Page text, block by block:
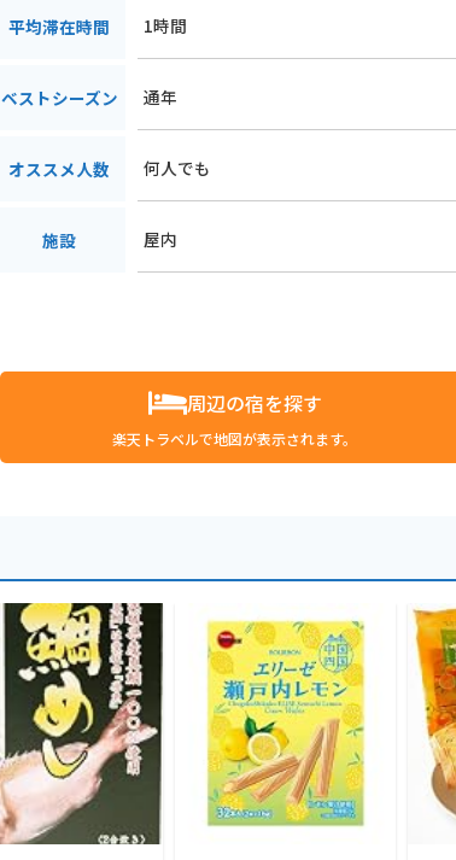
平均滞在時間 1時間
ベストシーズン 通年
オススメ人数 何人でも
施設 屋内
周辺の宿を探す
楽天トラベルで地図が表示されます。